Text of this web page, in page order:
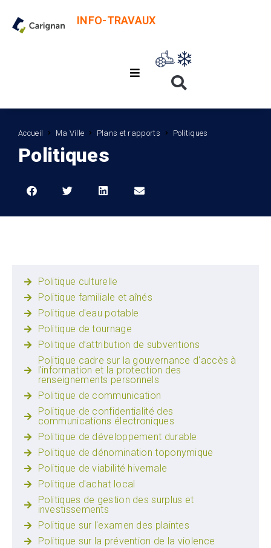
INFO-TRAVAUX
Accueil Ma Ville Plans et rapports Politiques
Politiques
Politique culturelle
Politique familiale et aînés
Politique d'eau potable
Politique de tournage
Politique d’attribution de subventions
Politique cadre sur la gouvernance d'accès à
l'information et la protection des
renseignements personnels
Politique de communication
Politique de confidentialité des
communications électroniques
Politique de développement durable
Politique de dénomination toponymique
Politique de viabilité hivernale
Politique d'achat local
Politiques de gestion des surplus et
investissements
Politique sur l'examen des plaintes
Politique sur la prévention de la violence